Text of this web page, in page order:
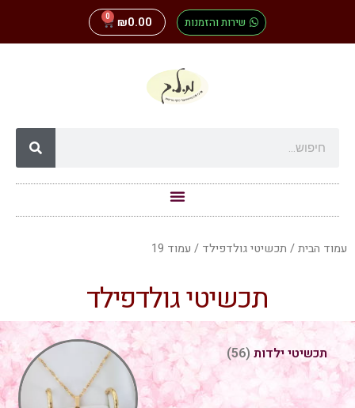
שירות והזמנות ₪0.00
0
עמוד הבית/ תכשיטי גולדפילד / עמוד 19
תכשיטי גולדפילד
תכשיטי ילדות (56)